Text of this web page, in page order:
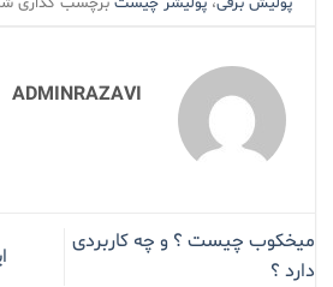
ADMINRAZAVI
میخکوب چیست ؟ و چه کاربردی
دارد ؟